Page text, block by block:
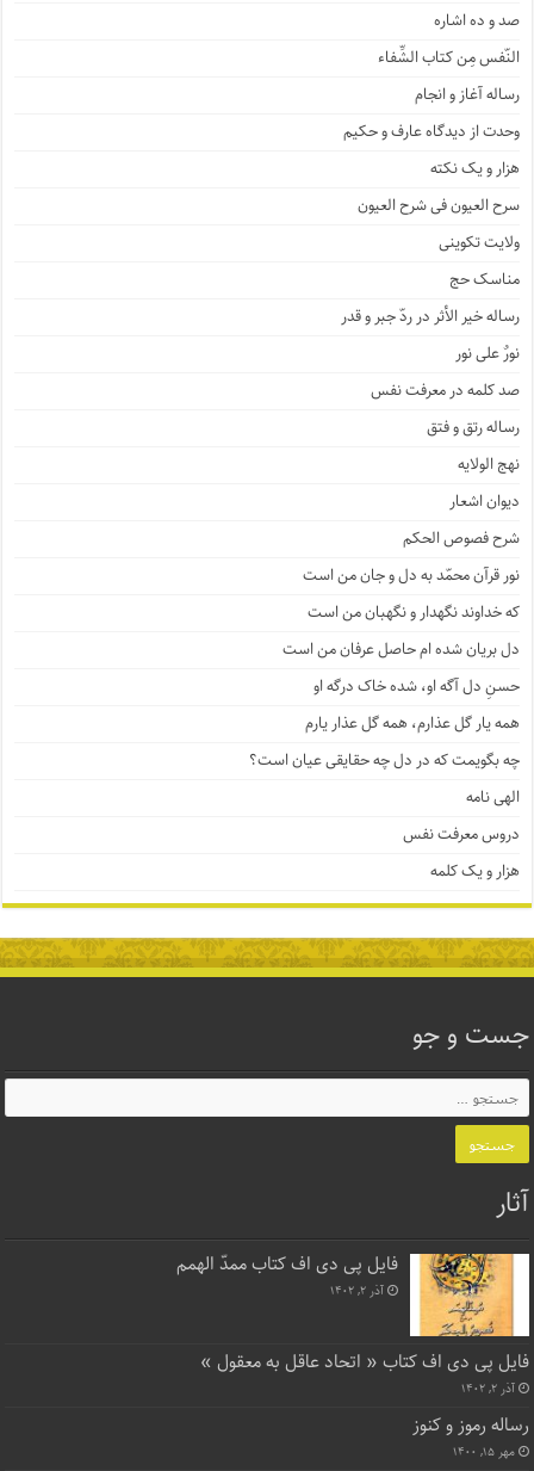
صد و ده اشاره
النّفس مِن کتاب الشِّفاء
رساله آغاز و انجام
وحدت از دیدگاه عارف و حکیم
هزار و یک نکته
سرح العیون فی شرح العیون
ولایت تکوینی
مناسک حج
رساله خیر الأثر در ردّ جبر و قدر
نورٌ علی نور
صد کلمه در معرفت نفس
رساله رتق و فتق
نهج الولایه
دیوان اشعار
شرح فصوص الحکم
نور قرآن محمّد به دل و جان من است
که خداوند نگهدار و نگهبان من است
دل بریان شده ام حاصل عرفان من است
حسنِ دل آگه او، شده خاک درگه او
همه یار گل عذارم، همه گل عذار یارم
چه بگویمت که در دل چه حقایقی عیان است؟
الهی نامه
دروس معرفت نفس
هزار و یک کلمه
جست و جو
آثار
فایل پی دی اف کتاب ممدّ الهمم
آذر ۲, ۱۴۰۲
فایل پی دی اف کتاب « اتحاد عاقل به معقول »
آذر ۲, ۱۴۰۲
رساله رموز و کنوز
مهر ۱۵, ۱۴۰۰